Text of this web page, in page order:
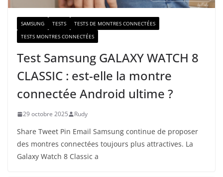
SAMSUNG TESTS
TESTS DE MONTRES CONNECTÉES
TESTS MONTRES CONNECTÉES
Test Samsung GALAXY WATCH 8
CLASSIC : est-elle la montre
connectée Android ultime ?
29 octobre 2025 Rudy
Share Tweet Pin Email Samsung continue de proposer
des montres connectées toujours plus attractives. La
Galaxy Watch 8 Classic a